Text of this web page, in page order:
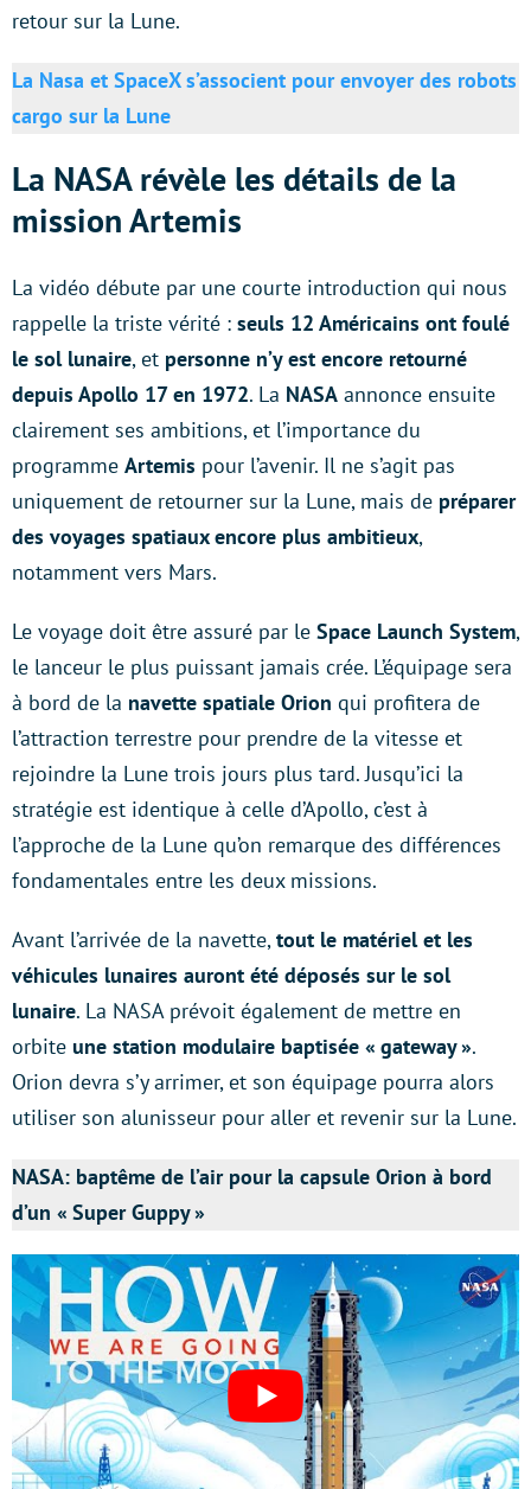
retour sur la Lune.
La Nasa et SpaceX s’associent pour envoyer des robots
cargo sur la Lune
La NASA révèle les détails de la
mission Artemis
La vidéo débute par une courte introduction qui nous
rappelle la triste vérité : seuls 12 Américains ont foulé
le sol lunaire, et personne n’y est encore retourné
depuis Apollo 17 en 1972. La NASA annonce ensuite
clairement ses ambitions, et l’importance du
programme Artemis pour l’avenir. Il ne s’agit pas
uniquement de retourner sur la Lune, mais de préparer
des voyages spatiaux encore plus ambitieux,
notamment vers Mars.
Le voyage doit être assuré par le Space Launch System,
le lanceur le plus puissant jamais crée. L’équipage sera
à bord de la navette spatiale Orion qui profitera de
l’attraction terrestre pour prendre de la vitesse et
rejoindre la Lune trois jours plus tard. Jusqu’ici la
stratégie est identique à celle d’Apollo, c’est à
l’approche de la Lune qu’on remarque des différences
fondamentales entre les deux missions.
Avant l’arrivée de la navette,tout le matériel et les
véhicules lunaires auront été déposés sur le sol
lunaire. La NASA prévoit également de mettre en
orbite une station modulaire baptisée « gateway ».
Orion devra s’y arrimer, et son équipage pourra alors
utiliser son alunisseur pour aller et revenir sur la Lune.
NASA: baptême de l’air pour la capsule Orion à bord
d’un « Super Guppy »